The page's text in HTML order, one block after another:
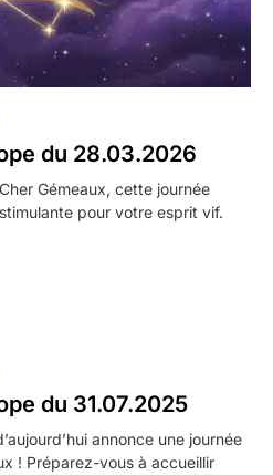
du 28.03.2026
Gémeaux, cette journée
pour votre esprit vif.
du 31.07.2025
annonce une journée
! Préparez-vous à accueillir